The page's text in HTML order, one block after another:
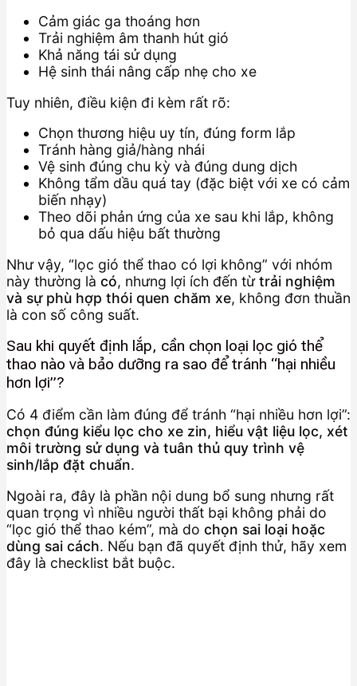
Cảm giác ga thoáng hơn
Trải nghiệm âm thanh hút gió
Khả năng tái sử dụng
Hệ sinh thái nâng cấp nhẹ cho xe
Tuy nhiên, điều kiện đi kèm rất rõ:
Chọn thương hiệu uy tín, đúng form lắp
Tránh hàng giả/hàng nhái
Vệ sinh đúng chu kỳ và đúng dung dịch
Không tẩm dầu quá tay (đặc biệt với xe có cảm
biến nhạy)
Theo dõi phản ứng của xe sau khi lắp, không
bỏ qua dấu hiệu bất thường
Như vậy, “lọc gió thể thao có lợi không” với nhóm
này thường là có, nhưng lợi ích đến từtrải nghiệm
và sự phù hợp thói quen chăm xe, không đơn thuần
là con số công suất.
Sau khi quyết định lắp, cần chọn loại lọc gió thể
thao nào và bảo dưỡng ra sao để tránh “hại nhiều
hơn lợi”?
Có 4 điểm cần làm đúng để tránh “hại nhiều hơn lợi”:
chọn đúng kiểu lọc cho xe zin, hiểu vật liệu lọc, xét
môi trường sử dụng và tuân thủ quy trình vệ
sinh/lắp đặt chuẩn.
Ngoài ra, đây là phần nội dung bổ sung nhưng rất
quan trọng vì nhiều người thất bại không phải do
“lọc gió thể thao kém”, mà do chọn sai loại hoặc
dùng sai cách. Nếu bạn đã quyết định thử, hãy xem
đây là checklist bắt buộc.